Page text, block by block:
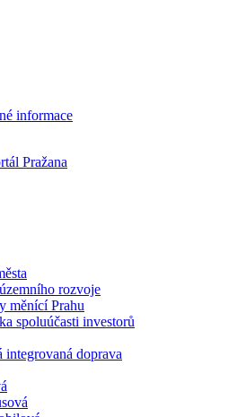
informace
Pražana
rozvoje
měnící Prahu
spoluúčasti investorů
integrovaná doprava